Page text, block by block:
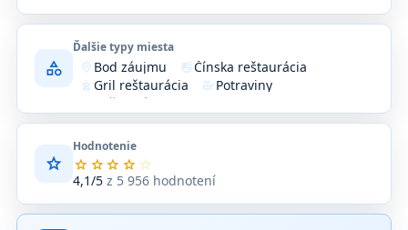
category
Ďalšie typy miesta
where_to_vote Bod záujmu ramen_diningČínska reštaurácia
outdoor_grill Gril reštaurácia skilletPotraviny
Reštaurácia
star
Hodnotenie
star star star star star
4,1/5z 5 956 hodnotení
Priemerné
hodnotenie
z